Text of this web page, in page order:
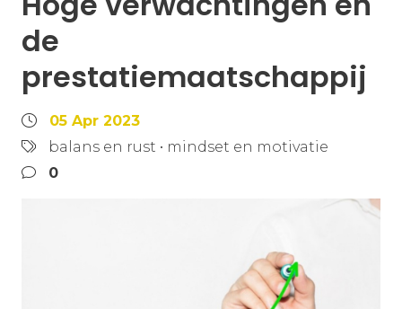
de
prestatiemaatschappij
05 Apr 2023
balans en rust • mindset en motivatie
0